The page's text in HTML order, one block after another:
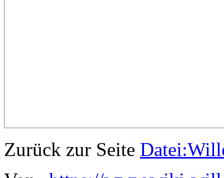
Zurück zur Seite